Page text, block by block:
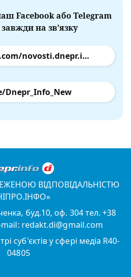
Facebook або Telegram
на зв’язку
facebook.com/novosti.dnepr.info
Dnepr_Info_New
ВІДПОВІДАЛЬНІСТЮ
буд.10, оф. 304 тел. +38
mail: redakt.di@gmail.com
суб'єктів у сфері медіа R40-
04805